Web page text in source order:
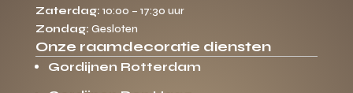
Zaterdag: 10:00 – 17:30 uur
Zondag: Gesloten
Onze raamdecoratie diensten
Gordijnen Rotterdam